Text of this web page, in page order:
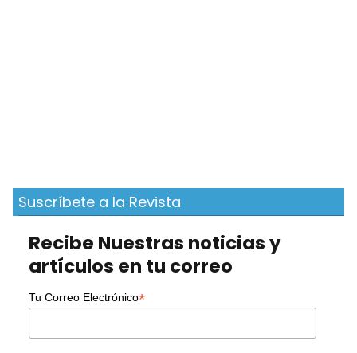
Suscríbete a la Revista
Recibe Nuestras noticias y
artículos en tu correo
Tu Correo Electrónico*